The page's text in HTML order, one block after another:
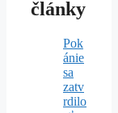
články
Pok
ánie
sa
zatv
rdilo